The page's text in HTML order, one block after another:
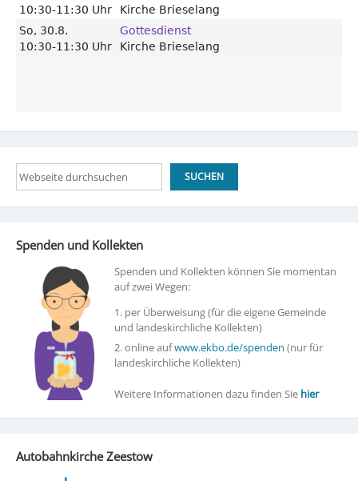
Suchen SUCHEN
Spenden und Kollekten
Spenden und Kollekten können Sie momentan
auf zwei Wegen:
1. per Überweisung (für die eigene Gemeinde
und landeskirchliche Kollekten)
2. online aufwww.ekbo.de/spenden (nur für
landeskirchliche Kollekten)
Weitere Informationen dazu finden Sie hier
Autobahnkirche Zeestow